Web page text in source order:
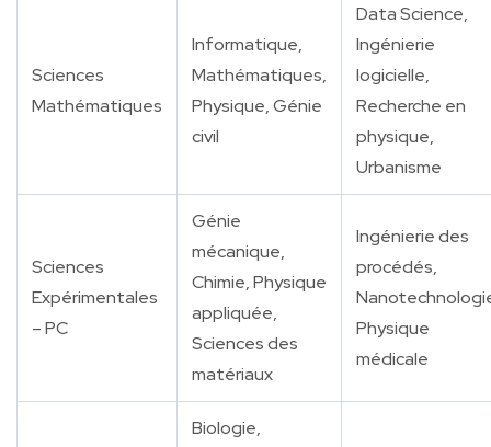
Sciences
Mathématiques
Informatique,
Mathématiques,
Physique, Génie
civil
Data Science,
Ingénierie
logicielle,
Recherche en
physique,
Urbanisme
Sciences
Expérimentales
– PC
Génie
mécanique,
Chimie, Physique
appliquée,
Sciences des
matériaux
Ingénierie des
procédés,
Physique
médicale
Biologie,